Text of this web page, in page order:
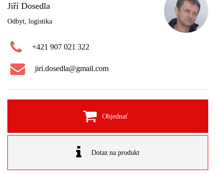
Jiří Dosedla
Odbyt, logistika
+421 907 021 322
jiri.dosedla@gmail.com
Objednať
Dotaz na produkt